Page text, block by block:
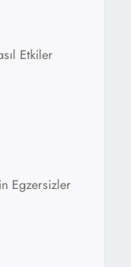
Etkiler
Egzersizler